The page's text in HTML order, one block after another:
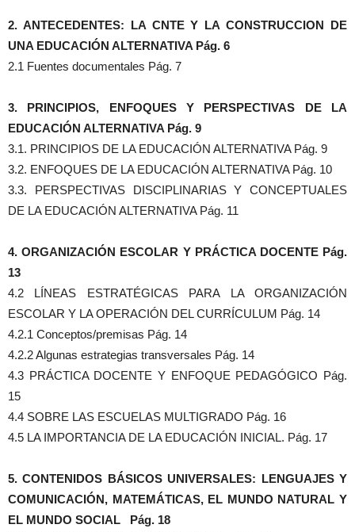
2. ANTECEDENTES: LA CNTE Y LA CONSTRUCCION DE
UNA EDUCACIÓN ALTERNATIVA Pág. 6
2.1 Fuentes documentales Pág. 7
3. PRINCIPIOS, ENFOQUES Y PERSPECTIVAS DE LA
EDUCACIÓN ALTERNATIVA Pág. 9
3.1. PRINCIPIOS DE LA EDUCACIÓN ALTERNATIVA Pág. 9
3.2. ENFOQUES DE LA EDUCACIÓN ALTERNATIVA Pág. 10
3.3. PERSPECTIVAS DISCIPLINARIAS Y CONCEPTUALES
DE LA EDUCACIÓN ALTERNATIVA Pág. 11
4. ORGANIZACIÓN ESCOLAR Y PRÁCTICA DOCENTE Pág.
13
4.2 LÍNEAS ESTRATÉGICAS PARA LA ORGANIZACIÓN
ESCOLAR Y LA OPERACIÓN DEL CURRÍCULUM Pág. 14
4.2.1 Conceptos/premisas Pág. 14
4.2.2 Algunas estrategias transversales Pág. 14
4.3 PRÁCTICA DOCENTE Y ENFOQUE PEDAGÓGICO Pág.
15
4.4 SOBRE LAS ESCUELAS MULTIGRADO Pág. 16
4.5 LA IMPORTANCIA DE LA EDUCACIÓN INICIAL. Pág. 17
5. CONTENIDOS BÁSICOS UNIVERSALES: LENGUAJES Y
COMUNICACIÓN, MATEMÁTICAS, EL MUNDO NATURAL Y
EL MUNDO SOCIAL Pág. 18